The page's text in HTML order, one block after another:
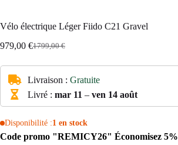
Vélo électrique Léger Fiido C21 Gravel
1799,00€
Le
était :
1799,00 €.
979,00 €Le
est :
979,00 €.
Livraison : Gratuite
Livré : mar 11 – ven 14 août
Disponibilité :1 en stock
Code promo "REMICY26" Économisez 5%